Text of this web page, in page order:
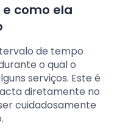
como ela
de tempo
o qual o
serviços. Este é
diretamente no
cuidadosamente